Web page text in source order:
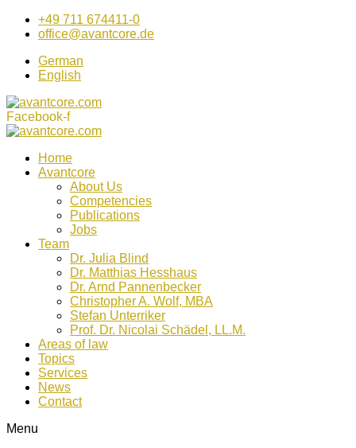
+49 711 674411-0
office@avantcore.de
German
English
Facebook-f
Home
Avantcore
About Us
Competencies
Publications
Jobs
Team
Dr. Julia Blind
Dr. Matthias Hesshaus
Dr. Arnd Pannenbecker
Christopher A. Wolf, MBA
Stefan Unterriker
Prof. Dr. Nicolai Schädel, LL.M.
Areas of law
Topics
Services
News
Contact
Menu